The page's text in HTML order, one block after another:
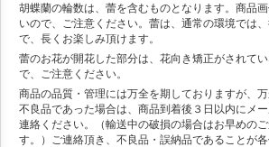
胡蝶蘭の輪数は、蕾を含むものとなります。商品
いので、ご注意ください。蕾は、通常の環境では
で、長くお楽しみ頂けます。
蕾のお花が開花した部分は、花向き矯正がされて
で、ご注意ください。
商品の品質・管理には万全を期しておりますが、
不良品であった場合は、商品到着後３日以内にメ
連絡ください。（輸送中の破損の場合はお早めの
す。）ご連絡頂き、不良品・誤納品であることが